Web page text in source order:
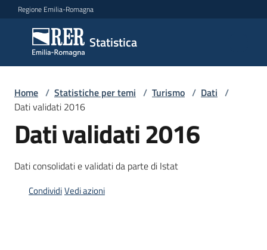
Vai al contenuto
Vai alla navigazione
Vai al footer
Regione Emilia-Romagna
Statistica
Statistica
Novità
Dati
Studi
Home / Statistiche per temi / Turismo / Dati /
Dati validati 2016
Dati validati 2016
Dati consolidati e validati da parte di Istat
CondividiVedi azioni